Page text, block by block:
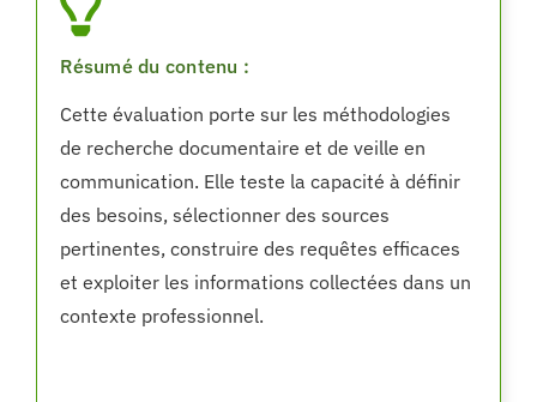
Résumé du contenu :
Cette évaluation porte sur les méthodologies
de recherche documentaire et de veille en
communication. Elle teste la capacité à définir
des besoins, sélectionner des sources
pertinentes, construire des requêtes efficaces
et exploiter les informations collectées dans un
contexte professionnel.